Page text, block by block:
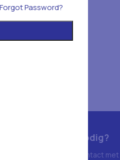
Hulp nodig?
Neem contact
Forgot Password?